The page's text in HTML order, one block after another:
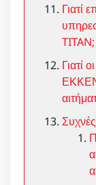
Γιατί
TITAN;
Γιατί